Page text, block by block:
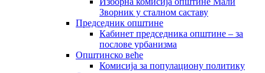
Зворник у сталном саставу
Председник општине
Кабинет председника општине – за
послове урбанизма
Општинско веће
Комисија за популациону политику